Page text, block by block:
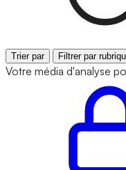
Trier par Filtrer par
Votre média d'analyse